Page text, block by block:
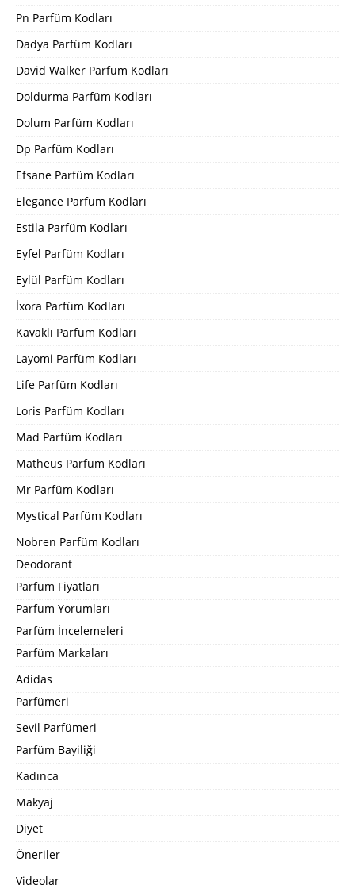
Pn Parfüm Kodları
Dadya Parfüm Kodları
David Walker Parfüm Kodları
Doldurma Parfüm Kodları
Dolum Parfüm Kodları
Dp Parfüm Kodları
Efsane Parfüm Kodları
Elegance Parfüm Kodları
Estila Parfüm Kodları
Eyfel Parfüm Kodları
Eylül Parfüm Kodları
İxora Parfüm Kodları
Kavaklı Parfüm Kodları
Layomi Parfüm Kodları
Life Parfüm Kodları
Loris Parfüm Kodları
Mad Parfüm Kodları
Matheus Parfüm Kodları
Mr Parfüm Kodları
Mystical Parfüm Kodları
Nobren Parfüm Kodları
Deodorant
Parfüm Fiyatları
Parfum Yorumları
Parfüm İncelemeleri
Parfüm Markaları
Adidas
Parfümeri
Sevil Parfümeri
Parfüm Bayiliği
Kadınca
Makyaj
Diyet
Öneriler
Videolar